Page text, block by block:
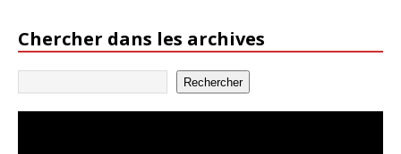
Chercher dans les archives
Rechercher